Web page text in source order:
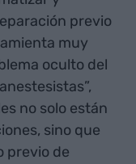
previo
muy
oculto del
no solo están
sino que
previo de